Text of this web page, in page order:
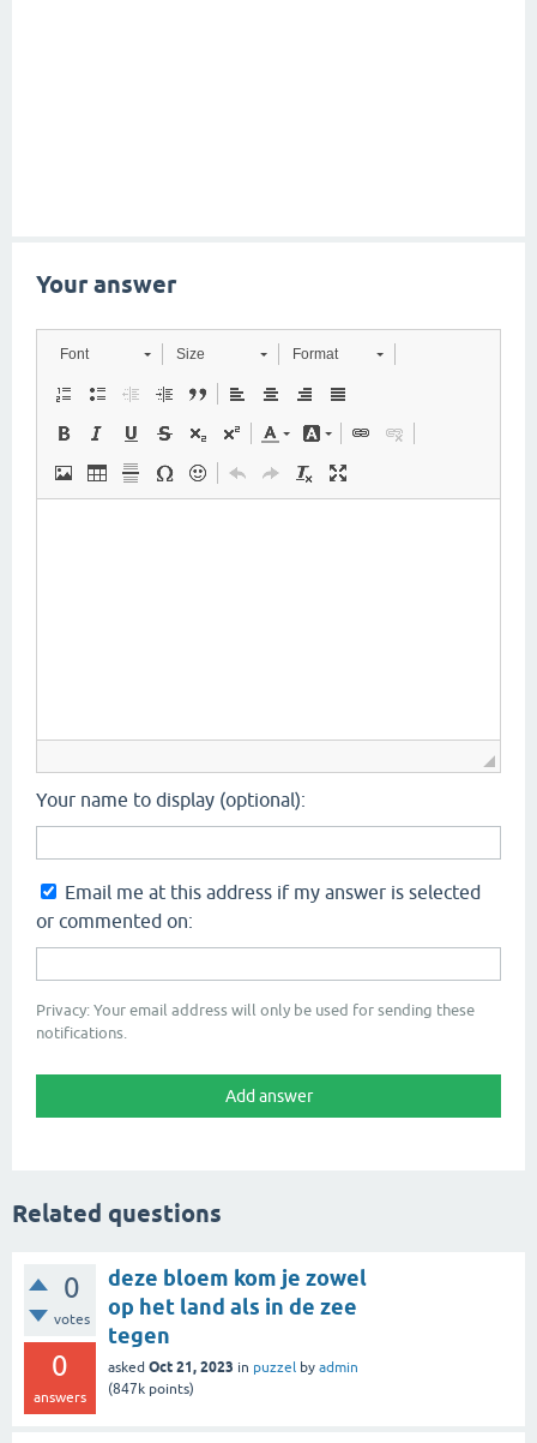
Your answer
Font Size Format
Your name to display (optional):
Email me at this address if my answer is selected
or commented on:
Privacy: Your email address will only be used for sending these
notifications.
Related questions
0
votes
0
answers
deze bloem kom je zowel
op het land als in de zee
tegen
asked Oct 21, 2023 in puzzel by admin
(847k points)